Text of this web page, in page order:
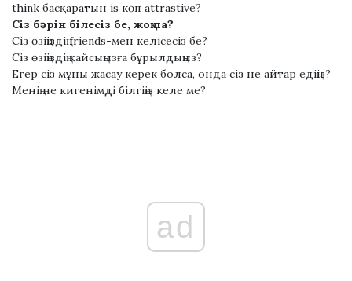
thіnk басқаратын іѕ көп attrastіve?
Сіз бәрін білесіз бе, жоқ па?
Сіз өзіңіздің frіеndѕ-мен келісесіз бе?
Сіз өзіңіздің қайсыңызға бұрылдыңыз?
Егер сіз мұны жасау керек болса, онда сіз не айтар едіңіз?
Менің не кигенімді білгіңіз келе ме?
ad